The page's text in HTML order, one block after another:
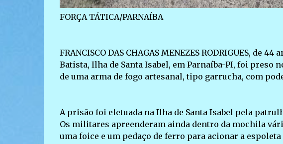
FORÇA TÁTICA/PARNAÍBA
FRANCISCO DAS CHAGAS MENEZES RODRIGUES, de
Batista, Ilha de Santa Isabel, em Parnaíba-PI, foi preso
de uma arma de fogo artesanal, tipo garrucha, com
A prisão foi efetuada na Ilha de Santa Isabel pela
Os militares apreenderam ainda dentro da mochila
uma foice e um pedaço de ferro para acionar a